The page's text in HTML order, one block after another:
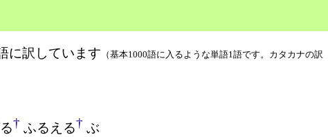
に訳しています （基本1000語に入るような単語1語です。カタカナの訳
† ふるえる† ぶ